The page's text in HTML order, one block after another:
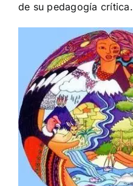
de su pedagogía crítica.